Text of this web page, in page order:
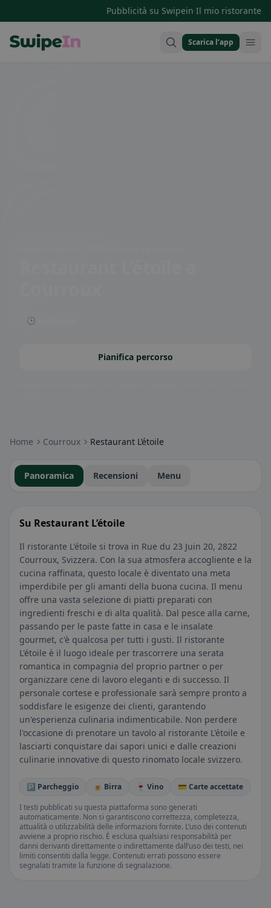
Pubblicità su Swipein·Il mio ristorante
Scarica l’app
🕒 Aperto ora
Pianifica percorso
Home Courroux Restaurant L’étoile
Panoramica Recensioni Menu
Su Restaurant L’étoile
Il ristorante L'étoile si trova in Rue du 23 Juin 20, 2822
Courroux, Svizzera. Con la sua atmosfera accogliente e la
cucina raffinata, questo locale è diventato una meta
imperdibile per gli amanti della buona cucina. Il menu
offre una vasta selezione di piatti preparati con
ingredienti freschi e di alta qualità. Dal pesce alla carne,
passando per le paste fatte in casa e le insalate
gourmet, c'è qualcosa per tutti i gusti. Il ristorante
L'étoile è il luogo ideale per trascorrere una serata
romantica in compagnia del proprio partner o per
organizzare cene di lavoro eleganti e di successo. Il
personale cortese e professionale sarà sempre pronto a
soddisfare le esigenze dei clienti, garantendo
un'esperienza culinaria indimenticabile. Non perdere
l'occasione di prenotare un tavolo al ristorante L'étoile e
lasciarti conquistare dai sapori unici e dalle creazioni
culinarie innovative di questo rinomato locale svizzero.
🅿️ Parcheggio 🍺 Birra 🍷 Vino
💳 Carte accettate
I testi pubblicati su questa piattaforma sono generati
automaticamente. Non si garantiscono correttezza, completezza,
attualità o utilizzabilità delle informazioni fornite. L’uso dei contenuti
avviene a proprio rischio. È esclusa qualsiasi responsabilità per
danni derivanti direttamente o indirettamente dall’uso dei testi, nei
limiti consentiti dalla legge. Contenuti errati possono essere
segnalati tramite la funzione di segnalazione.